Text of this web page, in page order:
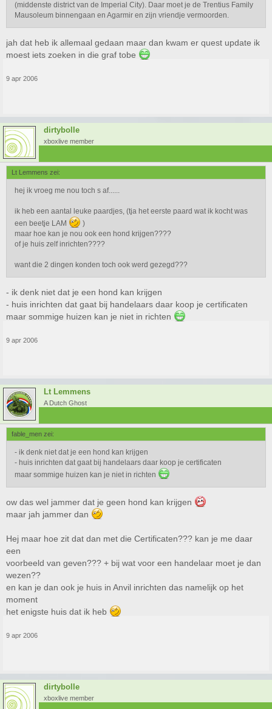
(middenste district van de Imperial City). Daar moet je de Trentius Family
Mausoleum binnengaan en Agarmir en zijn vriendje vermoorden.
jah dat heb ik allemaal gedaan maar dan kwam er quest update ik
moest iets zoeken in die graf tobe
9 apr 2006
dirtybolle
xboxlive member
Lt Lemmens zei:
hej ik vroeg me nou toch s af......
ik heb een aantal leuke paardjes, (tja het eerste paard wat ik kocht was
een beetje LAM
)
maar hoe kan je nou ook een hond krijgen????
of je huis zelf inrichten????
want die 2 dingen konden toch ook werd gezegd???
- ik denk niet dat je een hond kan krijgen
- huis inrichten dat gaat bij handelaars daar koop je certificaten
maar sommige huizen kan je niet in richten
9 apr 2006
Lt Lemmens
A Dutch Ghost
fable_men zei:
- ik denk niet dat je een hond kan krijgen
- huis inrichten dat gaat bij handelaars daar koop je certificaten
maar sommige huizen kan je niet in richten
ow das wel jammer dat je geen hond kan krijgen
maar jah jammer dan
Hej maar hoe zit dat dan met die Certificaten??? kan je me daar
een
voorbeeld van geven??? + bij wat voor een handelaar moet je dan
wezen??
en kan je dan ook je huis in Anvil inrichten das namelijk op het
moment
het enigste huis dat ik heb
9 apr 2006
dirtybolle
xboxlive member